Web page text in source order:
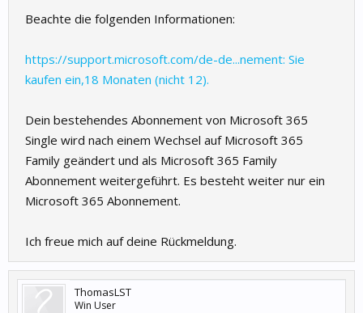
Beachte die folgenden Informationen:
https://support.microsoft.com/de-de...nement: Sie
kaufen ein,18 Monaten (nicht 12).
Dein bestehendes Abonnement von Microsoft 365
Single wird nach einem Wechsel auf Microsoft 365
Family geändert und als Microsoft 365 Family
Abonnement weitergeführt. Es besteht weiter nur ein
Microsoft 365 Abonnement.
Ich freue mich auf deine Rückmeldung.
ThomasLST
Win User